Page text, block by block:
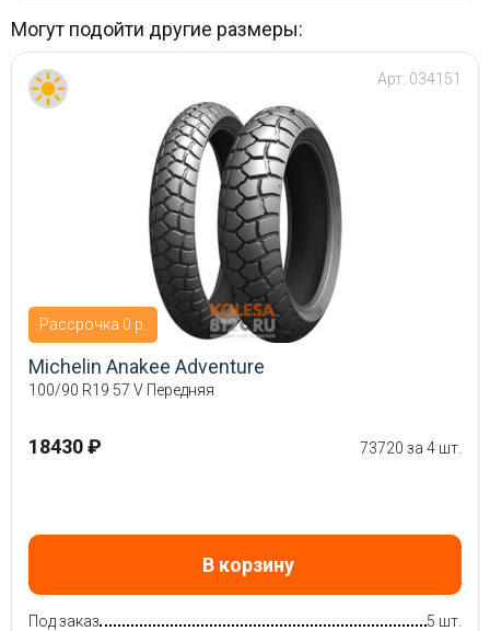
Могут подойти другие размеры:
Рассрочка 0 р.
Арт: 034151
Michelin Anakee Adventure
100/90 R19 57 V Передняя
18430 ₽ 73720 за 4 шт.
В корзину
Под заказ 5 шт.